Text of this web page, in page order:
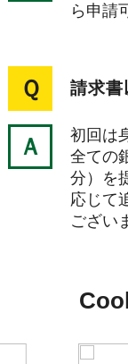
ら申請
Ｑ 請求書
Ａ
初回は
全ての
分）を
応じて
ござい